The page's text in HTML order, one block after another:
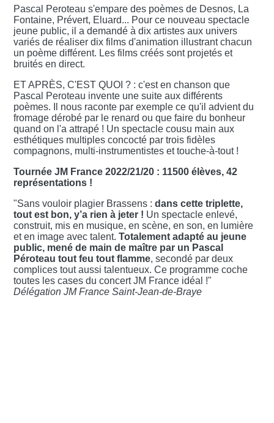
Pascal Peroteau s'empare des poèmes de Desnos, La
Fontaine, Prévert, Eluard... Pour ce nouveau spectacle
jeune public, il a demandé à dix artistes aux univers
variés de réaliser dix films d'animation illustrant chacun
un poème différent. Les films créés sont projetés et
bruités en direct.
ET APRÈS, C'EST QUOI ? : c'est en chanson que
Pascal Peroteau invente une suite aux différents
poèmes. Il nous raconte par exemple ce qu'il advient du
fromage dérobé par le renard ou que faire du bonheur
quand on l'a attrapé ! Un spectacle cousu main aux
esthétiques multiples concocté par trois fidèles
compagnons, multi-instrumentistes et touche-à-tout !
Tournée JM France 2022/21/20 : 11500 élèves, 42
représentations !
"Sans vouloir plagier Brassens :dans cette triplette,
tout est bon, y’a rien à jeter ! Un spectacle enlevé,
construit, mis en musique, en scène, en son, en lumière
et en image avec talent.Totalement adapté au jeune
public, mené de main de maître par un Pascal
Péroteau tout feu tout flamme, secondé par deux
complices tout aussi talentueux. Ce programme coche
toutes les cases du concert JM France idéal !"
Délégation JM France Saint-Jean-de-Braye